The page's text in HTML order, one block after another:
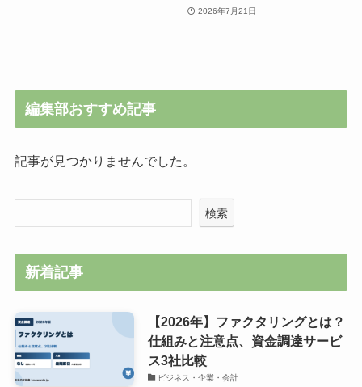
2026年7月21日
編集部おすすめ記事
記事が見つかりませんでした。
検索
新着記事
【2026年】ファクタリングとは？
仕組みと注意点、資金調達サービ
ス3社比較
ビジネス・企業・会計